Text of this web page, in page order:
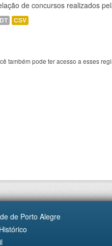
de concursos realizados
CSV
também pode ter acesso a esses
de Porto Alegre